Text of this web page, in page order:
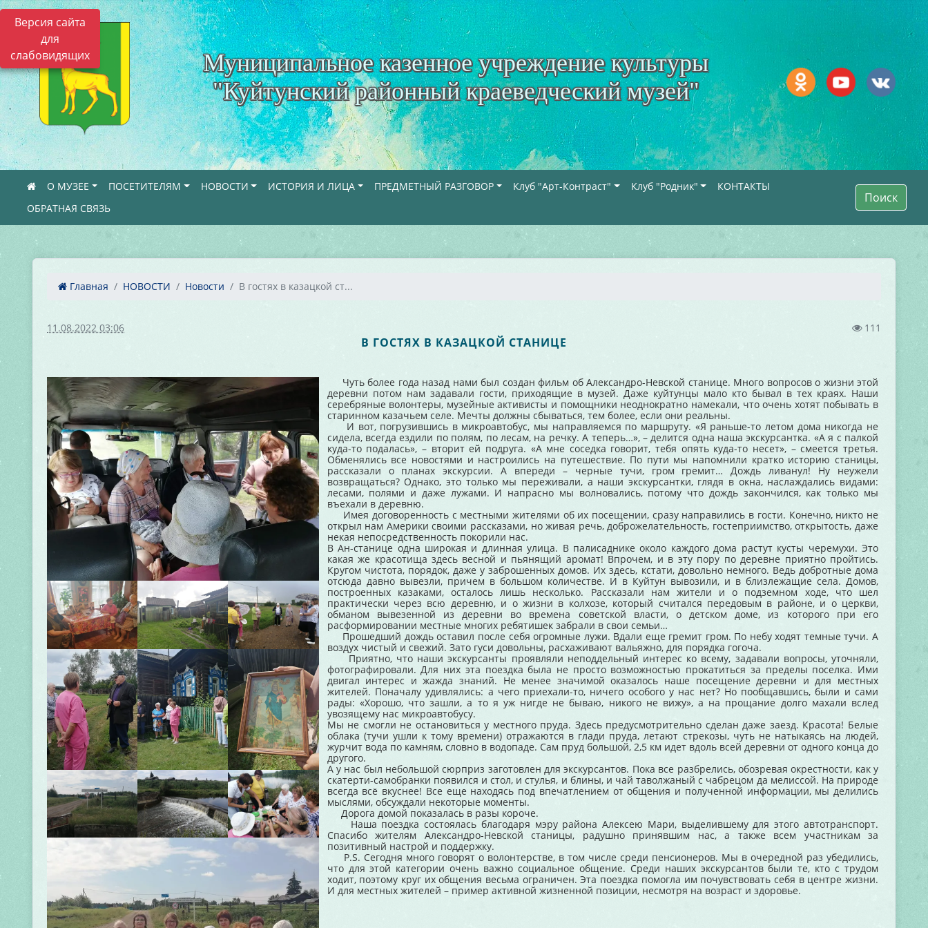
Версия сайта
для
слабовидящих
Муниципальное казенное учреждение культуры
"Куйтунский районный краеведческий музей"
О МУЗЕЕ ПОСЕТИТЕЛЯМ НОВОСТИ ИСТОРИЯ И ЛИЦА ПРЕДМЕТНЫЙ РАЗГОВОР Клуб "Арт-Контраст" Клуб "Родник"
КОНТАКТЫ
ОБРАТНАЯ СВЯЗЬ
Поиск
Главная НОВОСТИ Новости В гостях в казацкой ст...
11.08.2022 03:06 111
В ГОСТЯХ В КАЗАЦКОЙ СТАНИЦЕ
Чуть более года назад нами был создан фильм об Александро-Невской станице. Много вопросов о жизни этой
деревни потом нам задавали гости, приходящие в музей. Даже куйтунцы мало кто бывал в тех краях. Наши
серебряные волонтеры, музейные активисты и помощники неоднократно намекали, что очень хотят побывать в
старинном казачьем селе. Мечты должны сбываться, тем более, если они реальны.
И вот, погрузившись в микроавтобус, мы направляемся по маршруту. «Я раньше-то летом дома никогда не
сидела, всегда ездили по полям, по лесам, на речку. А теперь…», – делится одна наша экскурсантка. «А я с палкой
куда-то подалась», – вторит ей подруга. «А мне соседка говорит, тебя опять куда-то несет», – смеется третья.
Обменялись все новостями и настроились на путешествие. По пути мы напомнили кратко историю станицы,
рассказали о планах экскурсии. А впереди – черные тучи, гром гремит… Дождь ливанул! Ну неужели
возвращаться? Однако, это только мы переживали, а наши экскурсантки, глядя в окна, наслаждались видами:
лесами, полями и даже лужами. И напрасно мы волновались, потому что дождь закончился, как только мы
въехали в деревню.
Имея договоренность с местными жителями об их посещении, сразу направились в гости. Конечно, никто не
открыл нам Америки своими рассказами, но живая речь, доброжелательность, гостеприимство, открытость, даже
некая непосредственность покорили нас.
В Ан-станице одна широкая и длинная улица. В палисаднике около каждого дома растут кусты черемухи. Это
какая же красотища здесь весной и пьянящий аромат! Впрочем, и в эту пору по деревне приятно пройтись.
Кругом чистота, порядок, даже у заброшенных домов. Их здесь, кстати, довольно немного. Ведь добротные дома
отсюда давно вывезли, причем в большом количестве. И в Куйтун вывозили, и в близлежащие села. Домов,
построенных казаками, осталось лишь несколько. Рассказали нам жители и о подземном ходе, что шел
практически через всю деревню, и о жизни в колхозе, который считался передовым в районе, и о церкви,
обманом вывезенной из деревни во времена советской власти, о детском доме, из которого при его
расформировании местные многих ребятишек забрали в свои семьи…
Прошедший дождь оставил после себя огромные лужи. Вдали еще гремит гром. По небу ходят темные тучи. А
воздух чистый и свежий. Зато гуси довольны, расхаживают вальяжно, для порядка гогоча.
Приятно, что наши экскурсанты проявляли неподдельный интерес ко всему, задавали вопросы, уточняли,
фотографировали. Для них эта поездка была не просто возможностью прокатиться за пределы поселка. Ими
двигал интерес и жажда знаний. Не менее значимой оказалось наше посещение деревни и для местных
жителей. Поначалу удивлялись: а чего приехали-то, ничего особого у нас нет? Но пообщавшись, были и сами
рады: «Хорошо, что зашли, а то я уж нигде не бываю, никого не вижу», а на прощание долго махали вслед
увозящему нас микроавтобусу.
Мы не смогли не остановиться у местного пруда. Здесь предусмотрительно сделан даже заезд. Красота! Белые
облака (тучи ушли к тому времени) отражаются в глади пруда, летают стрекозы, чуть не натыкаясь на людей,
журчит вода по камням, словно в водопаде. Сам пруд большой, 2,5 км идет вдоль всей деревни от одного конца до
другого.
А у нас был небольшой сюрприз заготовлен для экскурсантов. Пока все разбрелись, обозревая окрестности, как у
скатерти-самобранки появился и стол, и стулья, и блины, и чай таволжаный с чабрецом да мелиссой. На природе
всегда всё вкуснее! Все еще находясь под впечатлением от общения и полученной информации, мы делились
мыслями, обсуждали некоторые моменты.
Дорога домой показалась в разы короче.
Наша поездка состоялась благодаря мэру района Алексею Мари, выделившему для этого автотранспорт.
Спасибо жителям Александро-Невской станицы, радушно принявшим нас, а также всем участникам за
позитивный настрой и поддержку.
P.S. Сегодня много говорят о волонтерстве, в том числе среди пенсионеров. Мы в очередной раз убедились,
что для этой категории очень важно социальное общение. Среди наших экскурсантов были те, кто с трудом
ходит, поэтому круг их общения весьма ограничен. Эта поездка помогла им почувствовать себя в центре жизни.
И для местных жителей – пример активной жизненной позиции, несмотря на возраст и здоровье.